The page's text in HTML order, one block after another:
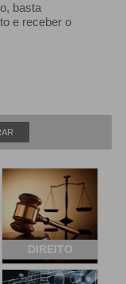
basta
e receber o
DIREITO